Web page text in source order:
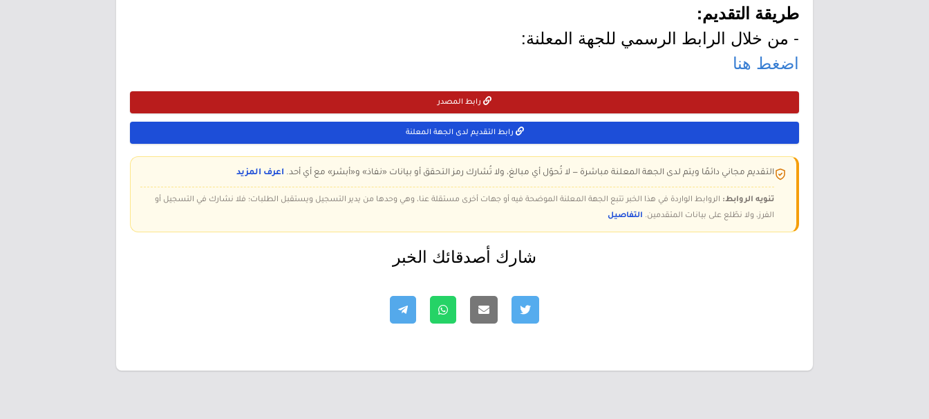
طريقة التقديم:
- من خلال الرابط الرسمي للجهة المعلنة:
اضغط هنا
رابط المصدر
رابط التقديم لدى الجهة المعلنة
التقديم مجاني دائمًا ويتم لدى الجهة المعلنة مباشرة — لا تُحوّل أي مبالغ، ولا تُشارك رمز التحقق أو بيانات «نفاذ» و«أبشر» مع أي أحد. اعرف المزيد
تنويه الروابط: الروابط الواردة في هذا الخبر تتبع الجهة المعلنة الموضحة فيه أو جهات أخرى مستقلة عنا، وهي وحدها من يدير التسجيل ويستقبل الطلبات؛ فلا نشارك في التسجيل أو
الفرز، ولا نطّلع على بيانات المتقدمين. التفاصيل
شارك أصدقائك الخبر